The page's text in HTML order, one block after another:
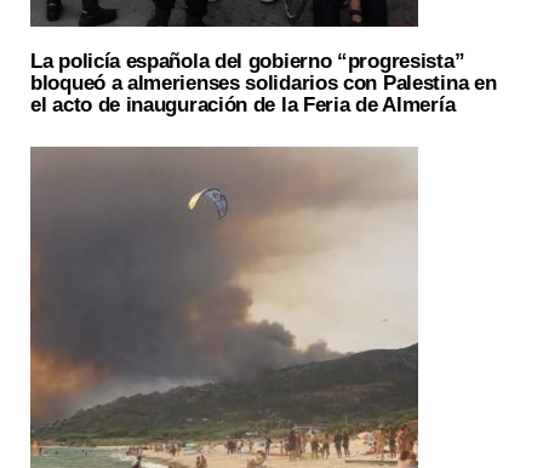
La policía española del gobierno “progresista”
bloqueó a almerienses solidarios con Palestina en
el acto de inauguración de la Feria de Almería